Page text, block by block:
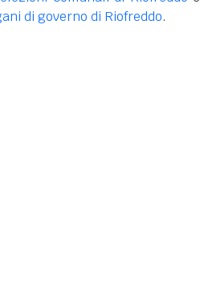
di governo di Riofreddo.